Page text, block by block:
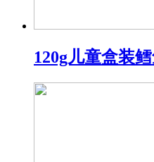
120g儿童盒装